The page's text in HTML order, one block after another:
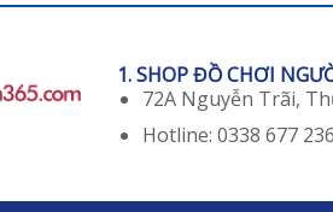
1. SHOP ĐỒ CHƠI
72A Nguyễn Trãi,
Hotline: 0338 677 236